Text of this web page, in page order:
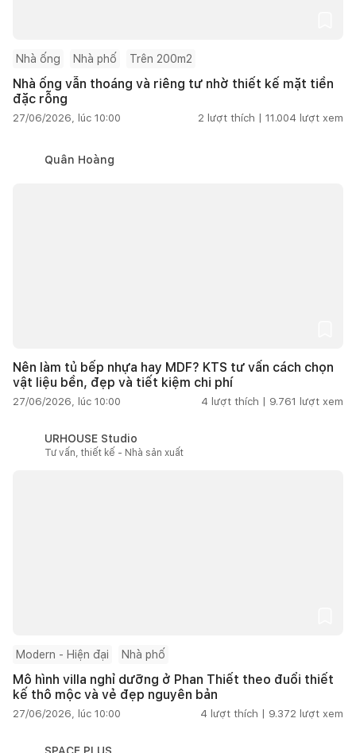
Nhà ống Nhà phố Trên 200m2
Nhà ống vẫn thoáng và riêng tư nhờ thiết kế mặt tiền
đặc rỗng
27/06/2026, lúc 10:00 2 lượt thích | 11.004 lượt xem
Quân Hoàng
Nên làm tủ bếp nhựa hay MDF? KTS tư vấn cách chọn
vật liệu bền, đẹp và tiết kiệm chi phí
27/06/2026, lúc 10:00 4 lượt thích | 9.761 lượt xem
URHOUSE Studio
Tư vấn, thiết kế - Nhà sản xuất
Modern - Hiện đại Nhà phố
Mô hình villa nghỉ dưỡng ở Phan Thiết theo đuổi thiết
kế thô mộc và vẻ đẹp nguyên bản
27/06/2026, lúc 10:00 4 lượt thích | 9.372 lượt xem